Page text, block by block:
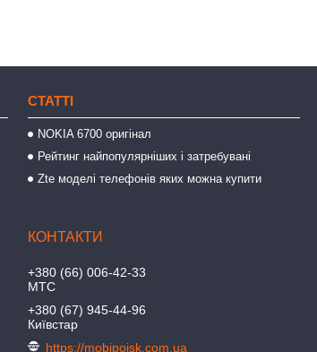
СТАТТІ
NOKIA 6700 оригінал
Рейтинг найпопулярніших і затребувані
Zte моделі телефонів яких можна купити
+380 (66) 006-42-33
МТС
+380 (67) 945-44-96
Київстар
https://mobipoisk.com.ua